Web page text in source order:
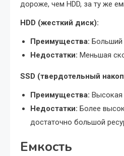
дороже, чем HDD, за ту же
HDD (жесткий диск):
Преимущества: Больший
Недостатки: Меньшая
SSD (твердотельный
Преимущества: Высокая
Недостатки: Более
достаточно большой
Емкость